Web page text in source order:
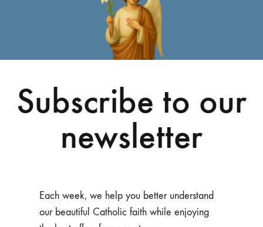
Subscribe to our
newsletter
Each week, we help you better understand
our beautiful Catholic faith while enjoying